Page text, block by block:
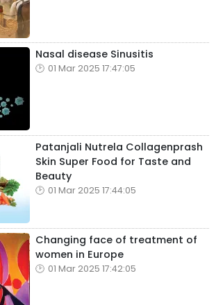
Nasal disease Sinusitis
01 Mar 2025 17:47:05
Patanjali Nutrela Collagenprash
Skin Super Food for Taste and
Beauty
01 Mar 2025 17:44:05
Changing face of treatment of
women in Europe
01 Mar 2025 17:42:05